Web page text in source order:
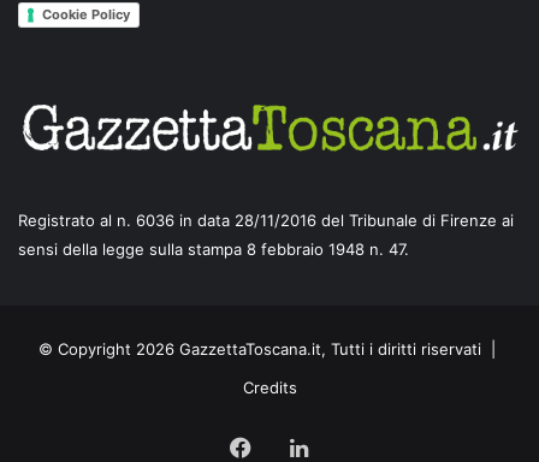
Cookie Policy
Registrato al n. 6036 in data 28/11/2016 del Tribunale di Firenze ai
sensi della legge sulla stampa 8 febbraio 1948 n. 47.
© Copyright 2026 GazzettaToscana.it, Tutti i diritti riservati |
Credits
FacebookLinkedIn